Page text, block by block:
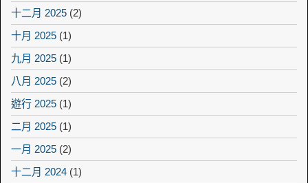
十二月 2025 (2)
十月 2025 (1)
九月 2025 (1)
八月 2025 (2)
遊行 2025 (1)
二月 2025 (1)
一月 2025 (2)
十二月 2024 (1)